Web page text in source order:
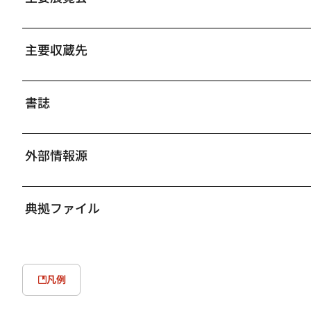
工芸博覧会に農商務省から出品された《鳳花文文庫》（
六角と大村西崖の推薦により、株式会社並木製作所（現
華客船の照国丸や靖国丸などの内部装飾を手がけ、
松田は出土品の修理や大規模な漆塗装の事業、東京美術
関わる機会を得たことも、早くから鑑賞眼を養う上で大
芸を支える揺るぎない基盤として、その後の作品制作に
国を視察、イギリス滞在中にダンヒル商会でパイプの漆
主要収蔵先
書誌
外部情報源
典拠ファイル
凡例